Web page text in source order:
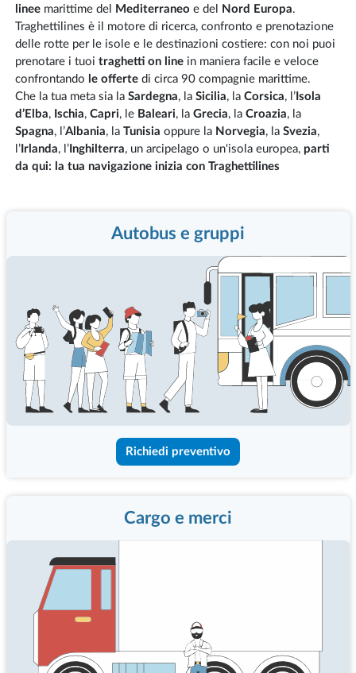
lineemarittime del Mediterraneo e del Nord Europa.
Traghettilines è il motore di ricerca, confronto e prenotazione
delle rotte per le isole e le destinazioni costiere: con noi puoi
prenotare i tuoi traghetti on linein maniera facile e veloce
confrontando le offertedi circa 90 compagnie marittime.
Che la tua meta sia la Sardegna, la Sicilia, la Corsica, l’Isola
d’Elba, Ischia, Capri, le Baleari, la Grecia, la Croazia, la
Spagna, l’Albania, la Tunisia oppure la Norvegia, la Svezia,
l’Irlanda, l’Inghilterra, un arcipelago o un'isola europea, parti
da qui: la tua navigazione inizia con Traghettilines
Autobus e gruppi
Richiedi preventivo
Cargo e merci